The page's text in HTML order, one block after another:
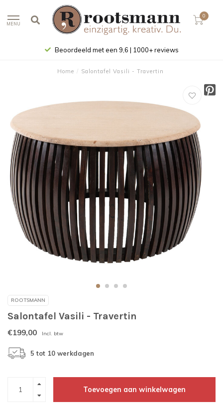
MENU
0
Beoordeeld met een 9,6 | 1000+ reviews
Home / Salontafel Vasili - Travertin
ROOTSMANN
Salontafel Vasili - Travertin
€199,00 Incl. btw
5 tot 10 werkdagen
Toevoegen aan winkelwagen